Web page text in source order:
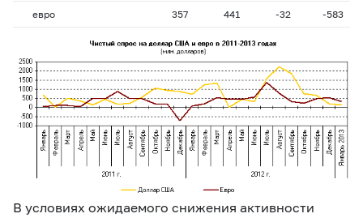
евро 357 441 -32 -583
В условиях ожидаемого снижения активности